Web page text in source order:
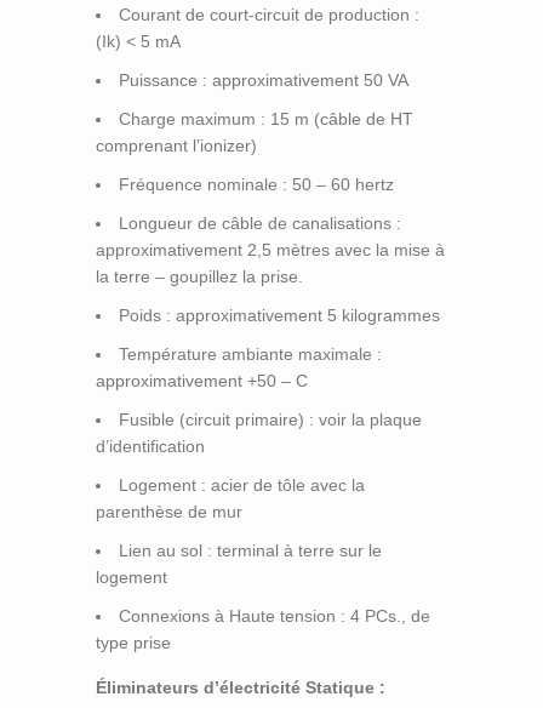
Courant de court-circuit de production :
(Ik) < 5 mA
Puissance : approximativement 50 VA
Charge maximum : 15 m (câble de HT
comprenant l’ionizer)
Fréquence nominale : 50 – 60 hertz
Longueur de câble de canalisations :
approximativement 2,5 mètres avec la mise à
la terre – goupillez la prise.
Poids : approximativement 5 kilogrammes
Température ambiante maximale :
approximativement +50 – C
Fusible (circuit primaire) : voir la plaque
d’identification
Logement : acier de tôle avec la
parenthèse de mur
Lien au sol : terminal à terre sur le
logement
Connexions à Haute tension : 4 PCs., de
type prise
Éliminateurs d’électricité Statique :